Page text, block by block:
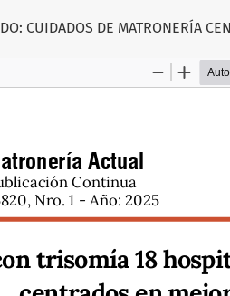
CUIDADOS DE MATRONERÍA